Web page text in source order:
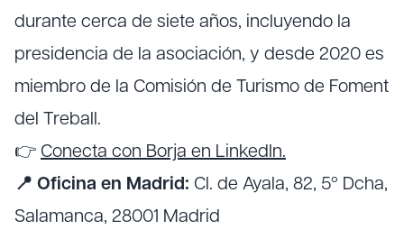
durante cerca de siete años, incluyendo la
presidencia de la asociación, y desde 2020 es
miembro de la Comisión de Turismo de Foment
del Treball.
👉 Conecta con Borja en LinkedIn.
📍 Oficina en Madrid: Cl. de Ayala, 82, 5º Dcha,
Salamanca, 28001 Madrid